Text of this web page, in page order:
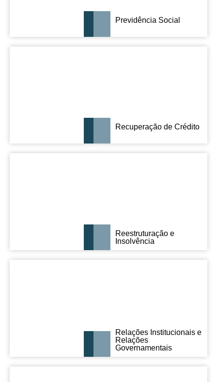
Previdência Social
Recuperação de Crédito
Reestruturação e
Insolvência
Relações Institucionais e
Relações
Governamentais